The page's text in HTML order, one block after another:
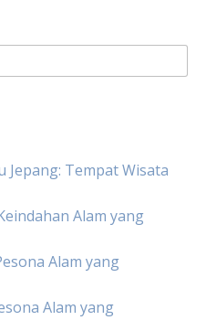
Jepang: Tempat Wisata
Alam yang
Alam yang
Alam yang